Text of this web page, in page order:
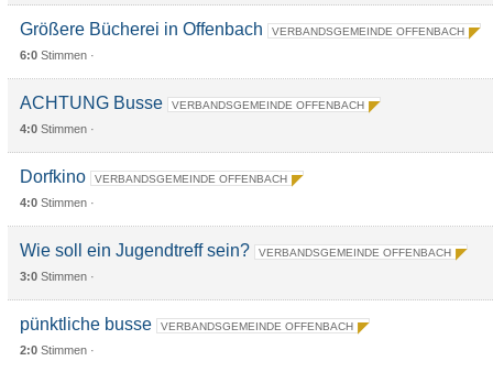
Größere Bücherei in Offenbach VERBANDSGEMEINDE OFFENBACH
6:0Stimmen ·
ACHTUNG Busse VERBANDSGEMEINDE OFFENBACH
4:0Stimmen ·
Dorfkino VERBANDSGEMEINDE OFFENBACH
4:0Stimmen ·
Wie soll ein Jugendtreff sein? VERBANDSGEMEINDE OFFENBACH
3:0Stimmen ·
pünktliche busse VERBANDSGEMEINDE OFFENBACH
2:0Stimmen ·